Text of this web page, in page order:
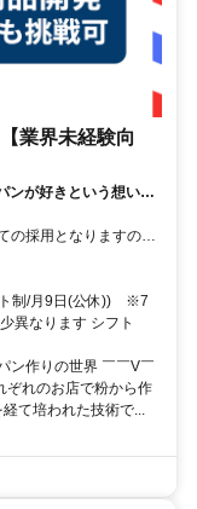
業界未経験向
ンが好きという想いを
や、 転居を伴う異動
限り考慮いたします
、最終決定させてい
。 ただし、その際は
に異動先の決定をさ
もあります。 ※詳し
ト制/月9日(公休)) ※7
異なります シフト
ン作りの世界 ￣￣V￣
ぞれのお店で粉から作
て培われた技術で...